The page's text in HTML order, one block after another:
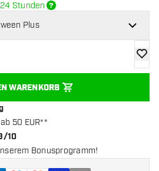
Stunden
Plus
WARENKORB
Zur
50 EUR**
10
Bonusprogramm!